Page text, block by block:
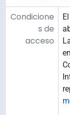
Condicione
s de
acceso